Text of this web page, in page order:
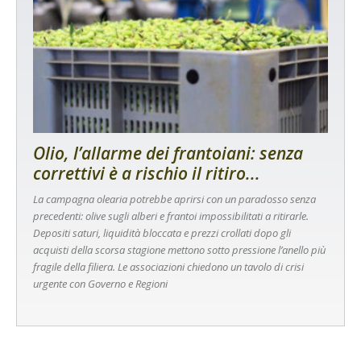
Olio, l’allarme dei frantoiani: senza
correttivi è a rischio il ritiro...
La campagna olearia potrebbe aprirsi con un paradosso senza
precedenti: olive sugli alberi e frantoi impossibilitati a ritirarle.
Depositi saturi, liquidità bloccata e prezzi crollati dopo gli
acquisti della scorsa stagione mettono sotto pressione l’anello più
fragile della filiera. Le associazioni chiedono un tavolo di crisi
urgente con Governo e Regioni